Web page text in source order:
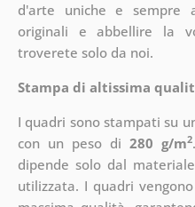
d'arte uniche e sempre
originali e abbellire la
troverete solo da noi.
Stampa di altissima
I quadri sono stampati su
con un peso di 280 g/m2
dipende solo dal
utilizzata. I quadri